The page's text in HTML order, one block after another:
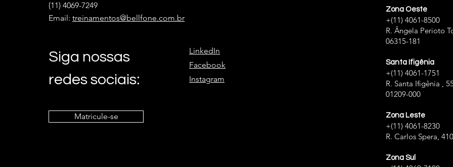
(11) 4069-7249
Email:treinamentos@bellfone.com.br
Siga nossas
redes sociais:
LinkedIn
Facebook
Instagram
Matricule-se
Zona Oeste
+(11) 4061-8500
R. Ângela Perioto
06315-181
Santa Ifigênia
+(11) 4061-1751
R. Santa Ifigênia ,
01209-000
Zona Leste
+(11) 4061-8230
R. Carlos Spera,
Zona Sul